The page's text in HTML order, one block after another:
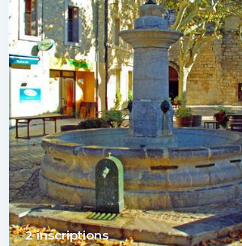
2 inscriptions